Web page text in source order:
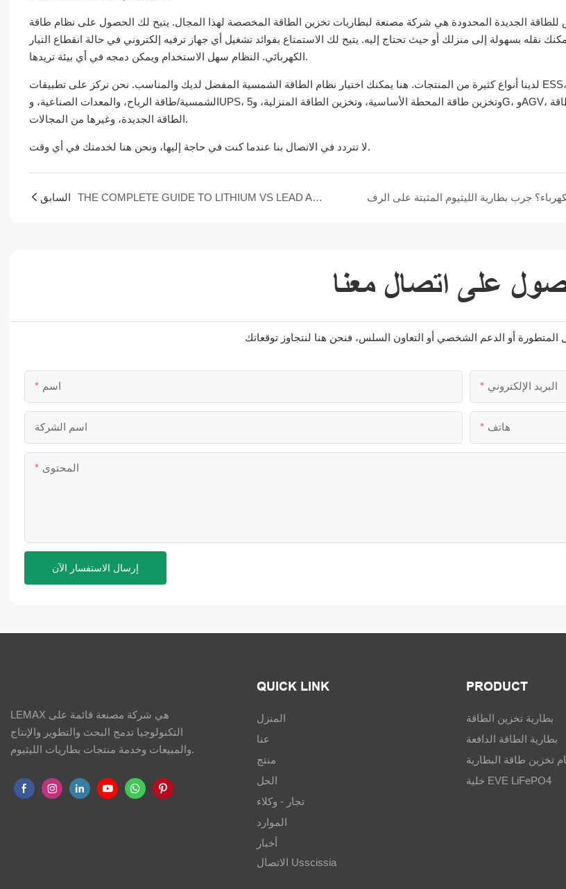
الجديدة المحدودة هي شركة مصنعة لبطاريات تخزين الطاقة المخصصة لهذا المجال. يتيح لك الحصول على نظام طاقة
نقله بسهولة إلى منزلك أو حيث تحتاج إليه. يتيح لك الاستمتاع بفوائد تشغيل أي جهاز ترفيه إلكتروني في حالة انقطاع التيار
الكهربائي. النظام سهل الاستخدام ويمكن دمجه في أي بيئة تريدها.
لدينا أنواع كثيرة من المنتجات. هنا يمكنك اختيار نظام الطاقة الشمسية المفضل لديك والمناسب. نحن نركز على تطبيقات ESS، ونخدم تخزين الطاقة
الشمسية/طاقة الرياح، والمعدات الصناعية، وUPS، وتخزين طاقة المحطة الأساسية، وتخزين الطاقة المنزلية، و5G، وAGV، والمنزل الذكي، وطاقة
الطاقة الجديدة، وغيرها من المجالات.
لا تتردد في الاتصال بنا عندما كنت في حاجة إليها، ونحن هنا لخدمتك في أي وقت.
السابق THE COMPLETE GUIDE TO LITHIUM VS LEAD ACID BATTERIES
على اتصال معنا
اسم البريد الإلكتروني
اسم الشركة هاتف
المحتوى
إرسال الاستفسار الآن
LEMAX هي شركة مصنعة قائمة على
التكنولوجيا تدمج البحث والتطوير والإنتاج
والمبيعات وخدمة منتجات بطاريات الليثيوم.
QUICK LINK
المنزل
عنا
منتج
الحل
تجار - وكلاء
الموارد
أخبار
الاتصال Usscissia
PRODUCT
بطارية تخزين الطاقة
بطارية الطاقة الدافعة
تخزين طاقة البطارية
خلية EVE LiFePO4